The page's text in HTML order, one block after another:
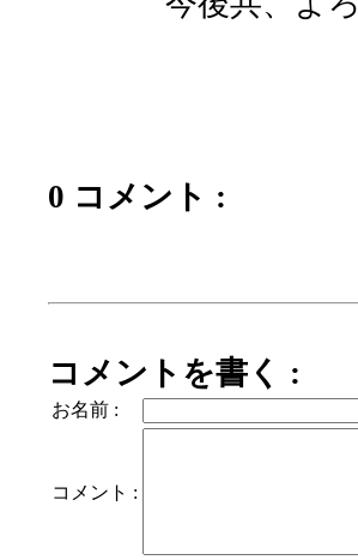
0 コメント :
コメントを書く :
お名前 :
コメント :